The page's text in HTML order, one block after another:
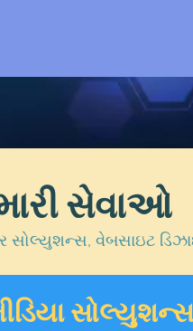
સેવાઓ
વેબસાઇટ
સોલ્યુશન્સ